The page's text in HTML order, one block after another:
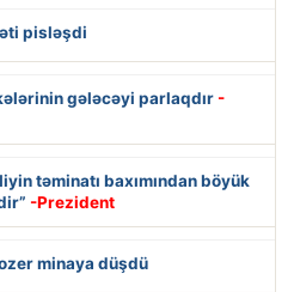
pisləşdi
gələcəyi parlaqdır -
təminatı baxımından böyük
-Prezident
minaya düşdü